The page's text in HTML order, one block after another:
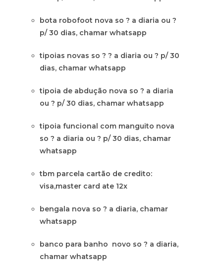
bota robofoot nova so ? a diaria ou ?
p/ 30 dias, chamar whatsapp
tipoias novas so ? ? a diaria ou ? p/ 30
dias, chamar whatsapp
tipoia de abdução nova so ? a diaria
ou ? p/ 30 dias, chamar whatsapp
tipoia funcional com manguito nova
so ? a diaria ou ? p/ 30 dias, chamar
whatsapp
tbm parcela cartão de credito:
visa,master card ate 12x
bengala nova so ? a diaria, chamar
whatsapp
banco para banho novo so ? a diaria,
chamar whatsapp